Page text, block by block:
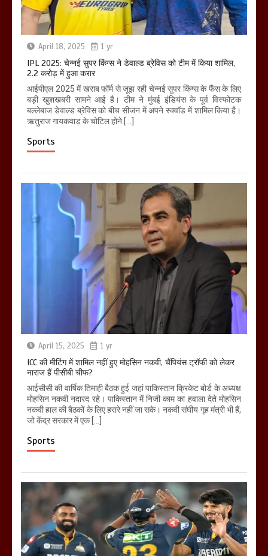
April 18, 2025 1 yr
IPL 2025: चेन्नई सुपर किंग्स ने डेवाल्ड ब्रेविस को टीम में किया शामिल,
2.2 करोड़ में हुआ करार
आईपीएल 2025 में खराब फॉर्म से जूझ रही चेन्नई सुपर किंग्स के फैंस के लिए
बड़ी खुशखबरी सामने आई है। टीम ने मुंबई इंडियंस के पूर्व विस्फोटक
बल्लेबाज डेवाल्ड ब्रेविस को बीच सीजन में अपने स्क्वॉड में शामिल किया है।
ऋतुराज गायकवाड़ के चोटिल होने […]
Sports
April 15, 2025 1 yr
ICC की मीटिंग में शामिल नहीं हुए मोहसिन नकवी, चैंपियंस ट्रॉफी को लेकर
नाराज हैं पीसीबी चीफ?
आईसीसी की वार्षिक तिमाही बैठक हुई जहां पाकिस्तान क्रिकेट बोर्ड के अध्यक्ष
मोहसिन नकवी नदारद रहे। पाकिस्तान में निजी काम का हवाला देते मोहसिन
नकवी हाल की बैठकों के लिए हरारे नहीं जा सके। नकवी संघीय गृह मंत्री भी हैं,
जो केंद्र सरकार में एक […]
Sports